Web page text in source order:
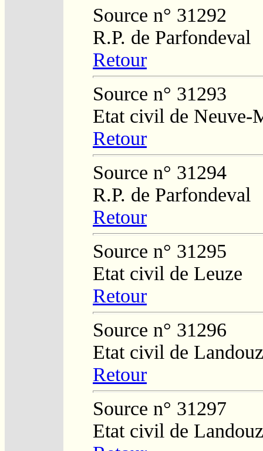
Source n° 31292
R.P. de Parfondeval
Retour
Source n° 31293
Etat civil de Neuve-
Retour
Source n° 31294
R.P. de Parfondeval
Retour
Source n° 31295
Etat civil de Leuze
Retour
Source n° 31296
Etat civil de
Retour
Source n° 31297
Etat civil de